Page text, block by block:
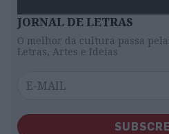
JORNAL DE LETRAS
O melhor da cultura passa
Letras, Artes e Ideias